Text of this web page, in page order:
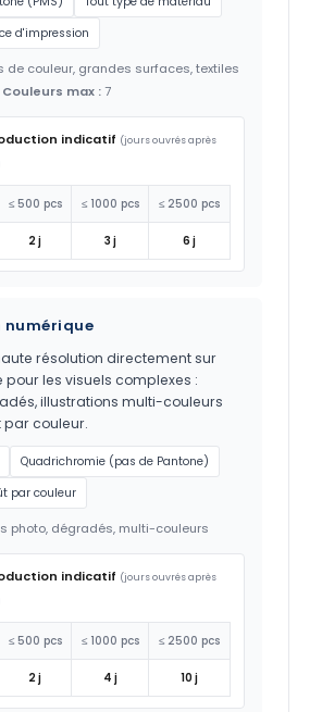
d'impression
de couleur, grandes surfaces, textiles
Couleurs max :7
indicatif (jours ouvrés après
≤ 500 pcs ≤ 1000 pcs ≤ 2500 pcs
2 j 3 j 6 j
numérique
résolution directement sur
pour les visuels complexes :
illustrations multi-couleurs
couleur.
Quadrichromie (pas de Pantone)
par couleur
photo, dégradés, multi-couleurs
indicatif (jours ouvrés après
≤ 500 pcs ≤ 1000 pcs ≤ 2500 pcs
2 j 4 j 10 j